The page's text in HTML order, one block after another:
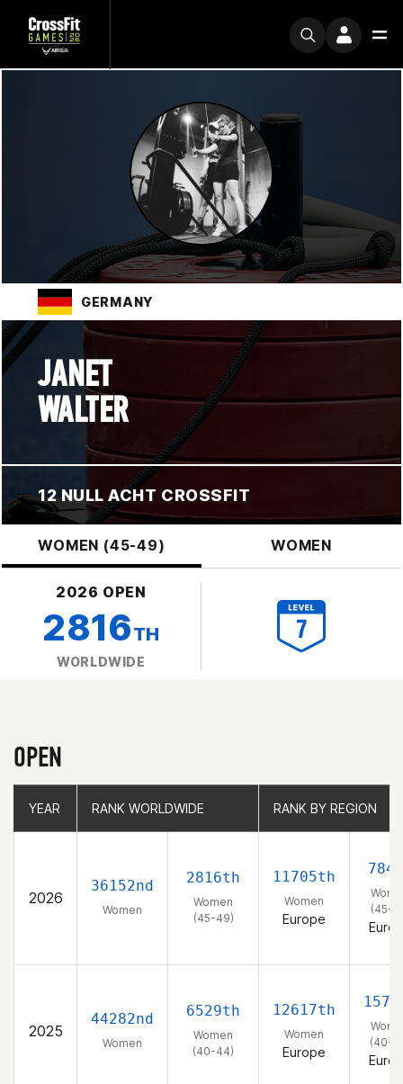
GERMANY
JANET
WALTER
12 NULL ACHT CROSSFIT
WOMEN (45-49) WOMEN
2026 OPEN
2816TH
WORLDWIDE
OPEN
YEAR RANK WORLDWIDE RANK BY REGION
2026
36152nd
Women
2816th
Women
(45-49)
11705th
Women
Europe
(45-
2025
44282nd
Women
6529th
Women
(40-44)
12617th
Women
Europe
(40-
YEAR RANK WORLDWIDE RANK BY REGION